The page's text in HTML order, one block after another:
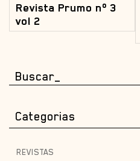
Revista Prumo nº 3
vol 2
Categorias
REVISTAS